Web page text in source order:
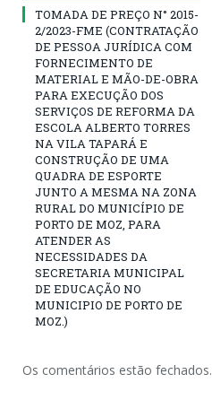
TOMADA DE PREÇO N° 2015-
2/2023-FME (CONTRATAÇÃO
DE PESSOA JURÍDICA COM
FORNECIMENTO DE
MATERIAL E MÃO-DE-OBRA
PARA EXECUÇÃO DOS
SERVIÇOS DE REFORMA DA
ESCOLA ALBERTO TORRES
NA VILA TAPARÁ E
CONSTRUÇÃO DE UMA
QUADRA DE ESPORTE
JUNTO A MESMA NA ZONA
RURAL DO MUNICÍPIO DE
PORTO DE MOZ, PARA
ATENDER AS
NECESSIDADES DA
SECRETARIA MUNICIPAL
DE EDUCAÇÃO NO
MUNICIPIO DE PORTO DE
MOZ.)
Os comentários estão fechados.